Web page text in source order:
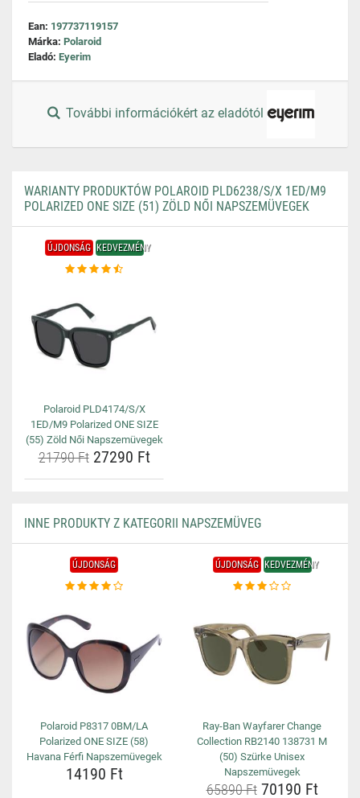
Ean: 197737119157
Márka: Polaroid
Eladó: Eyerim
További információkért az eladótól
WARIANTY PRODUKTÓW POLAROID PLD6238/S/X 1ED/M9
POLARIZED ONE SIZE (51) ZÖLD NŐI NAPSZEMÜVEGEK
ÚJDONSÁG KEDVEZMÉNY
Polaroid PLD4174/S/X
1ED/M9 Polarized ONE SIZE
(55) Zöld Női Napszemüvegek
21790 Ft27290 Ft
INNE PRODUKTY Z KATEGORII NAPSZEMÜVEG
ÚJDONSÁG
Polaroid P8317 0BM/LA
Polarized ONE SIZE (58)
Havana Férfi Napszemüvegek
14190 Ft
ÚJDONSÁG KEDVEZMÉNY
Ray-Ban Wayfarer Change
Collection RB2140 138731 M
(50) Szürke Unisex
Napszemüvegek
65890 Ft70190 Ft